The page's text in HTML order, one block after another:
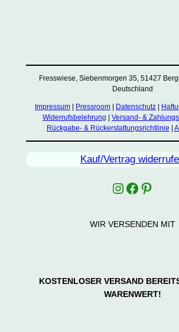
Fresswiese, Siebenmorgen 35, 51427
Deutschland
Impressum Pressroom Datenschutz
Widerrufsbelehrung
Versand- &
Rückgabe- & Rückerstattungsrichtlinie
Kauf/Vertrag
Instagram
Facebook
WIR VERSENDEN MIT
KOSTENLOSER VERSAND
WARENWERT!